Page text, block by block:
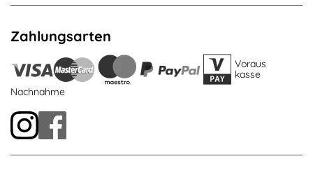
Zahlungsarten
Voraus
kasse
Nachnahme